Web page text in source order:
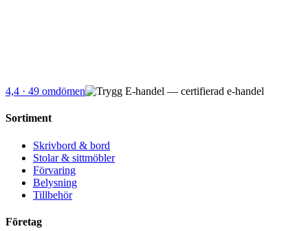
4,4 · 49 omdömen
Sortiment
Skrivbord & bord
Stolar & sittmöbler
Förvaring
Belysning
Tillbehör
Företag